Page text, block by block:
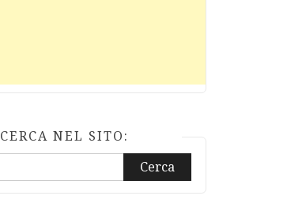
CERCA NEL SITO: